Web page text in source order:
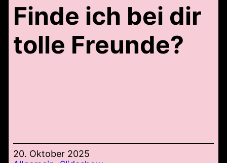
Finde ich bei dir
tolle Freunde?
20. Oktober 2025